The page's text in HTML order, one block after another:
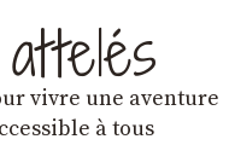
vivre une aventure
à tous